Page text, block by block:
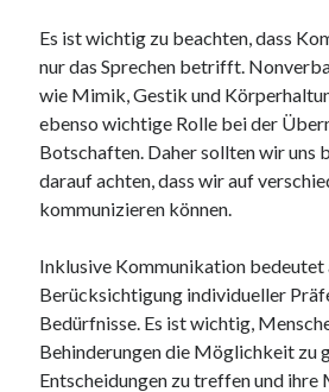
Es ist wichtig zu beachten, dass
nur das Sprechen betrifft.
wie Mimik, Gestik und
ebenso wichtige Rolle bei der
Botschaften. Daher sollten wir uns
darauf achten, dass wir auf
kommunizieren können.
Inklusive Kommunikation bedeutet
Berücksichtigung individueller
Bedürfnisse. Es ist wichtig,
Behinderungen die Möglichkeit zu
Entscheidungen zu treffen und ihre